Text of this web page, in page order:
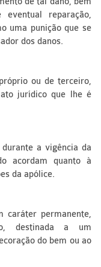
reparação,
uma punição que se
dos danos.
ou de terceiro,
jurídico que lhe é
durante a vigência da
acordam quanto à
da apólice.
caráter permanente,
destinada a um
do bem ou ao